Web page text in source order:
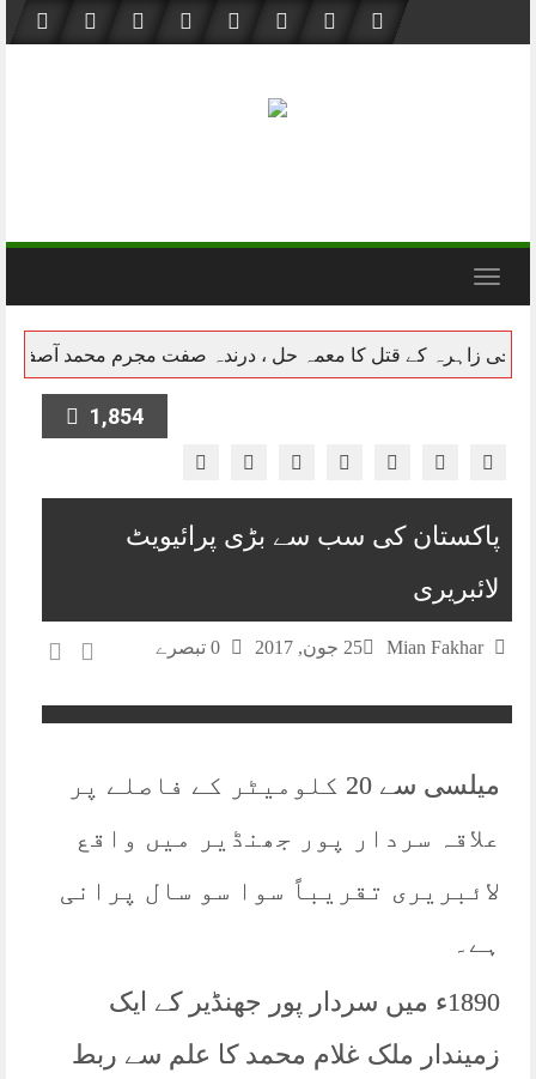
content
Toggle navigation
1,854
پاکستان کی سب سے بڑی پرائیویٹ
لائبریری
Mian Fakhar 25 جون, 2017
میلسی سے 20 کلومیٹر کے فاصلے پر
علاقہ سردار پور جھنڈیر میں واقع
لائبریری تقریباً سوا سو سال پرانی
ہے۔
1890ء میں سردار پور جھنڈیر کے ایک
زمیندار ملک غلام محمد کا علم سے ربط